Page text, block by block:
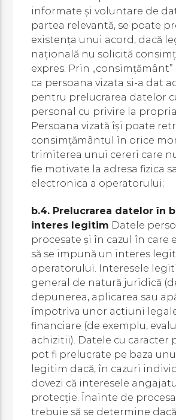
informate și voluntare de
partea relevantă, se poate
existența unui acord, dacă
națională nu solicită
expres. Prin
ca persoana vizata si-a dat
pentru prelucrarea datelor
personal cu privire la
Persoana vizată își poate
consimțământul în orice
trimiterea unui cereri care
fie motivate la adresa fizica
electronica a operatorului;
b.4. Prelucrarea datelor în
interes legitim Datele
procesate și în cazul în care
să se impună un interes
operatorului. Interesele
general de natură juridică
depunerea, aplicarea sau
împotriva unor actiuni
financiare (de exemplu,
achizitii). Datele cu caracter
pot fi prelucrate pe baza
legitim dacă, în cazuri
dovezi că interesele
protecție. Înainte de
trebuie să se determine